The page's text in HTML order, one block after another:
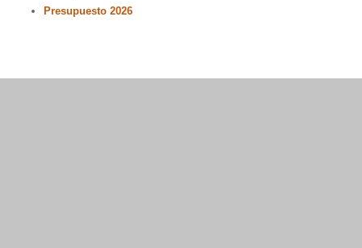
Presupuesto 2026